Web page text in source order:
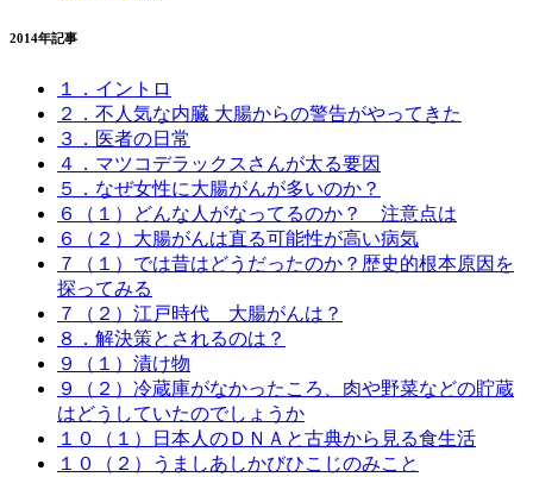
2014年記事
１．イントロ
２．不人気な内臓 大腸からの警告がやってきた
３．医者の日常
４．マツコデラックスさんが太る要因
５．なぜ女性に大腸がんが多いのか？
６（１）どんな人がなってるのか？ 注意点は
６（２）大腸がんは直る可能性が高い病気
７（１）では昔はどうだったのか？歴史的根本原因を
探ってみる
７（２）江戸時代 大腸がんは？
８．解決策とされるのは？
９（１）漬け物
９（２）冷蔵庫がなかったころ、肉や野菜などの貯蔵
はどうしていたのでしょうか
１０（１）日本人のＤＮＡと古典から見る食生活
１０（２）うましあしかびひこじのみこと